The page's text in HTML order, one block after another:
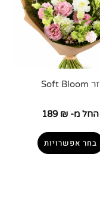
זר Soft Bloom
החל מ- 189 ₪
בחר אפשרויות